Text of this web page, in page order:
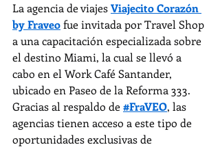
La agencia de viajes Viajecito Corazón
by Fraveo fue invitada por Travel Shop
a una capacitación especializada sobre
el destino Miami, la cual se llevó a
cabo en el Work Café Santander,
ubicado en Paseo de la Reforma 333.
Gracias al respaldo de #FraVEO, las
agencias tienen acceso a este tipo de
oportunidades exclusivas de